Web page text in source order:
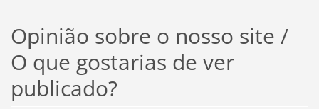
Opinião sobre o nosso site /
O que gostarias de ver
publicado?